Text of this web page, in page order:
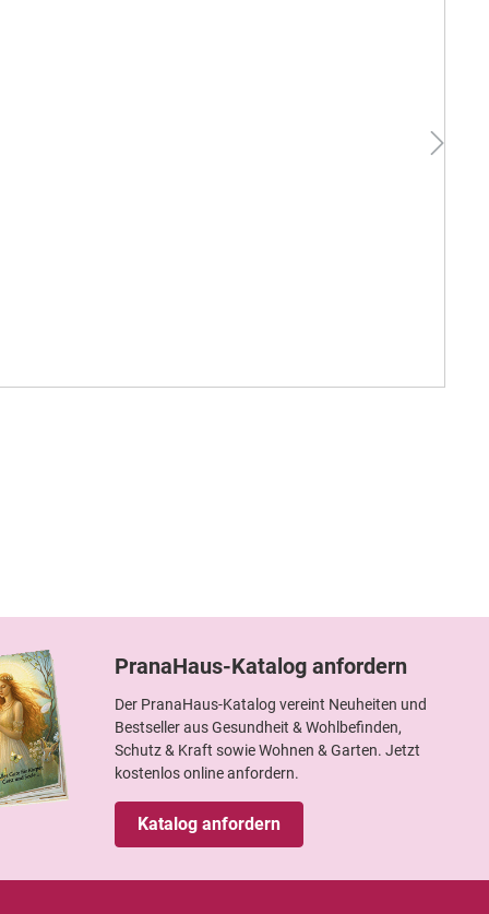
PranaHaus-Katalog anfordern
Der PranaHaus-Katalog vereint Neuheiten und
Bestseller aus Gesundheit & Wohlbefinden,
Schutz & Kraft sowie Wohnen & Garten. Jetzt
kostenlos online anfordern.
Katalog anfordern